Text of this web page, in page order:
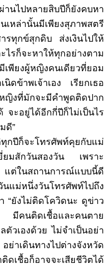
ไปหลายสิบปีก็ยังคบหา
หล่านั้นมีเพียงสุภาพสตรี
รทุกข์สุกดิบ ส่งเงินไปให้
ไรก็จะหาให้ทุกอย่างตาม
เพียงผู้หญิงคนเดียวที่ยอม
นิดข้าพเจ้าเอง เรียกเธอ
งที่มักจะมีคำพูดติดปาก
จะอยู่ได้อีกกี่ปีก็ไม่เป็นไร
ดี”
กปีก็จะโทรศัพท์คุยกับแม่
ยี่ยมสักวันสองวัน เพราะ
ต่ในสถานการณ์แบบนี้ดี
แม่หนึ่งวันโทรศัพท์ไปถึง
“ยังไม่ติดโควิดนะ ดูข่าว
มีคนติดเชื้อและคนตาย
วเองด้วย ไม่จำเป็นอย่า
เดินทางไปต่างจังหวัด
เชื้อก็อาจจะเสียชีวิตได้